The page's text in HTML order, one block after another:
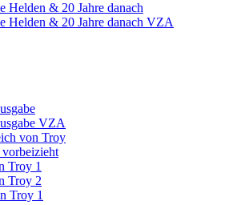
Helden & 20 Jahre danach
Helden & 20 Jahre danach VZA
VZA
von Troy
Troy 1
Troy 2
Troy 1